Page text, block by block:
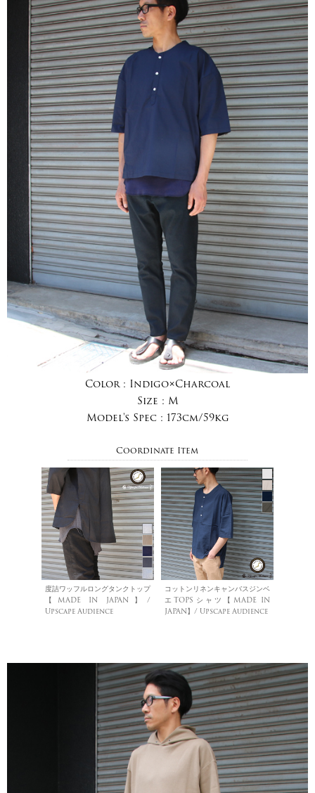
Color : Indigo×Charcoal
Size : M
Model's Spec : 173cm/59kg
Coordinate Item
度詰ワッフルロングタンクトップ
【MADE IN JAPAN】/
Upscape Audience
コットンリネンキャンバスジンベ
エTOPSシャツ【MADE IN
JAPAN】/ Upscape Audience